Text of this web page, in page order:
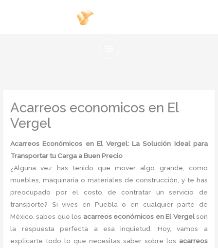
Acarreos economicos en El
Vergel
Acarreos Económicos en El Vergel: La Solución Ideal para
Transportar tu Carga a Buen Precio
¿Alguna vez has tenido que mover algo grande, como
muebles, maquinaria o materiales de construcción, y te has
preocupado por el costo de contratar un servicio de
transporte? Si vives en Puebla o en cualquier parte de
México, sabes que los acarreos económicos en El Vergelson
la respuesta perfecta a esa inquietud. Hoy, vamos a
explicarte todo lo que necesitas saber sobre los acarreos